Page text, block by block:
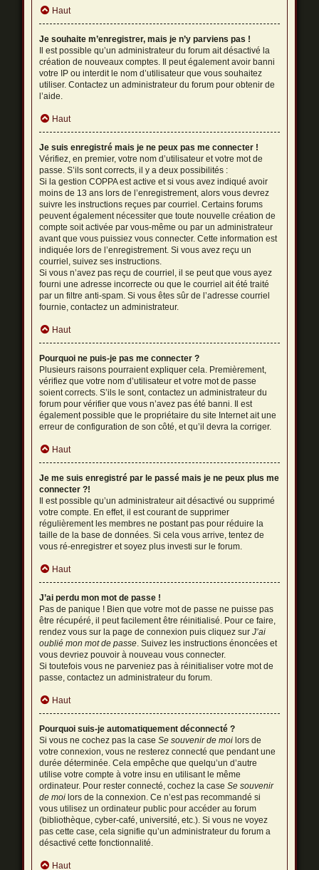
Haut
Je souhaite m’enregistrer, mais je n’y parviens pas !
Il est possible qu’un administrateur du forum ait désactivé la
création de nouveaux comptes. Il peut également avoir banni
votre IP ou interdit le nom d’utilisateur que vous souhaitez
utiliser. Contactez un administrateur du forum pour obtenir de
l’aide.
Haut
Je suis enregistré mais je ne peux pas me connecter !
Vérifiez, en premier, votre nom d’utilisateur et votre mot de
passe. S’ils sont corrects, il y a deux possibilités :
Si la gestion COPPA est active et si vous avez indiqué avoir
moins de 13 ans lors de l’enregistrement, alors vous devrez
suivre les instructions reçues par courriel. Certains forums
peuvent également nécessiter que toute nouvelle création de
compte soit activée par vous-même ou par un administrateur
avant que vous puissiez vous connecter. Cette information est
indiquée lors de l’enregistrement. Si vous avez reçu un
courriel, suivez ses instructions.
Si vous n’avez pas reçu de courriel, il se peut que vous ayez
fourni une adresse incorrecte ou que le courriel ait été traité
par un filtre anti-spam. Si vous êtes sûr de l’adresse courriel
fournie, contactez un administrateur.
Haut
Pourquoi ne puis-je pas me connecter ?
Plusieurs raisons pourraient expliquer cela. Premièrement,
vérifiez que votre nom d’utilisateur et votre mot de passe
soient corrects. S’ils le sont, contactez un administrateur du
forum pour vérifier que vous n’avez pas été banni. Il est
également possible que le propriétaire du site Internet ait une
erreur de configuration de son côté, et qu’il devra la corriger.
Haut
Je me suis enregistré par le passé mais je ne peux plus me
connecter ?!
Il est possible qu’un administrateur ait désactivé ou supprimé
votre compte. En effet, il est courant de supprimer
régulièrement les membres ne postant pas pour réduire la
taille de la base de données. Si cela vous arrive, tentez de
vous ré-enregistrer et soyez plus investi sur le forum.
Haut
J’ai perdu mon mot de passe !
Pas de panique ! Bien que votre mot de passe ne puisse pas
être récupéré, il peut facilement être réinitialisé. Pour ce faire,
rendez vous sur la page de connexion puis cliquez surJ’ai
oublié mon mot de passe. Suivez les instructions énoncées et
vous devriez pouvoir à nouveau vous connecter.
Si toutefois vous ne parveniez pas à réinitialiser votre mot de
passe, contactez un administrateur du forum.
Haut
Pourquoi suis-je automatiquement déconnecté ?
Si vous ne cochez pas la caseSe souvenir de moi lors de
votre connexion, vous ne resterez connecté que pendant une
durée déterminée. Cela empêche que quelqu’un d’autre
utilise votre compte à votre insu en utilisant le même
ordinateur. Pour rester connecté, cochez la caseSe souvenir
de moi lors de la connexion. Ce n’est pas recommandé si
vous utilisez un ordinateur public pour accéder au forum
(bibliothèque, cyber-café, université, etc.). Si vous ne voyez
pas cette case, cela signifie qu’un administrateur du forum a
désactivé cette fonctionnalité.
Haut